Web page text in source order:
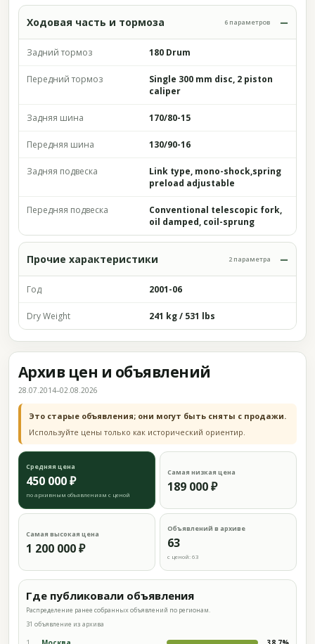
Ходовая часть и тормоза 6 параметров
Задний тормоз 180 Drum
Передний тормоз
Single 300 mm disc, 2 piston
caliper
Задняя шина 170/80-15
Передняя шина 130/90-16
Задняя подвеска
Link type, mono-shock,spring
preload adjustable
Передняя подвеска
Conventional telescopic fork,
oil damped, coil-sprung
Прочие характеристики 2 параметра
Год 2001-06
Dry Weight 241 kg / 531 lbs
Архив цен и объявлений
28.07.2014–02.08.2026
Это старые объявления; они могут быть сняты с продажи.
Используйте цены только как исторический ориентир.
Средняя цена
450 000 ₽
по архивным объявлениям с ценой
Самая низкая цена
189 000 ₽
Самая высокая цена
1 200 000 ₽
Объявлений в архиве
63
с ценой: 63
Где публиковали объявления
Распределение ранее собранных объявлений по регионам.
31 объявление из архива